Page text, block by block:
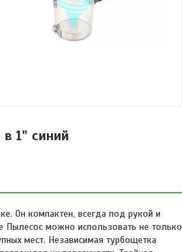
1" синий
Он компактен, всегда под рукой и
Пылесос можно использовать не только
мест. Независимая турбощетка